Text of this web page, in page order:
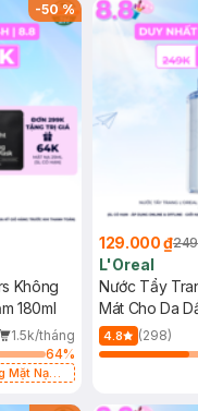
-50%
Không
180ml
1.5k/tháng
64%
Mặt Nạ
129.000 ₫
L'Oreal
Nước Tẩy
Mát Cho Da
400ml
4.8 (298)